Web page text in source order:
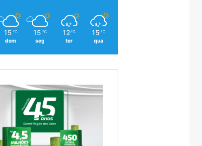
15 ℃
dom
15 ℃
seg
12 ℃
ter
15 ℃
qua